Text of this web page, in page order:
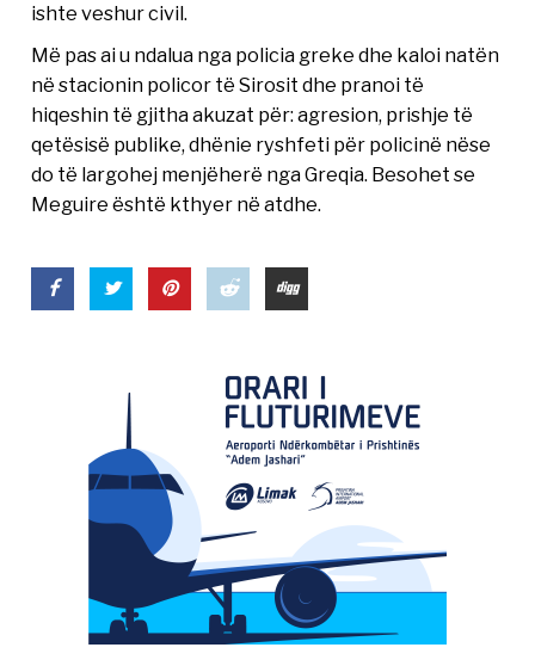
ishte veshur civil.
Më pas ai u ndalua nga policia greke dhe kaloi natën
në stacionin policor të Sirosit dhe pranoi të
hiqeshin të gjitha akuzat për: agresion, prishje të
qetësisë publike, dhënie ryshfeti për policinë nëse
do të largohej menjëherë nga Greqia. Besohet se
Meguire është kthyer në atdhe.